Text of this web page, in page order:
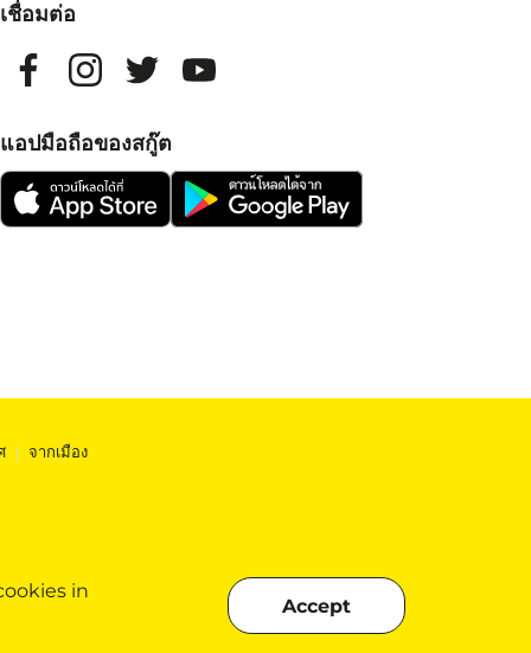
in
Accept
เชื่อมต่อ
แอปมือถือของสกู๊ต
| จากเมือง